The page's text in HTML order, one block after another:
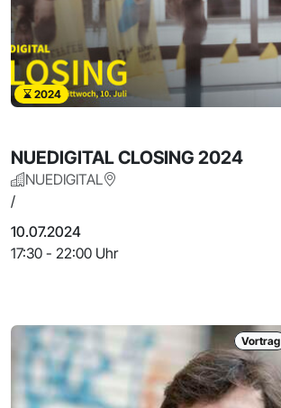
2024
NUEDIGITAL CLOSING 2024
NUEDIGITAL
/
10.07.2024
17:30 - 22:00 Uhr
Vortrag